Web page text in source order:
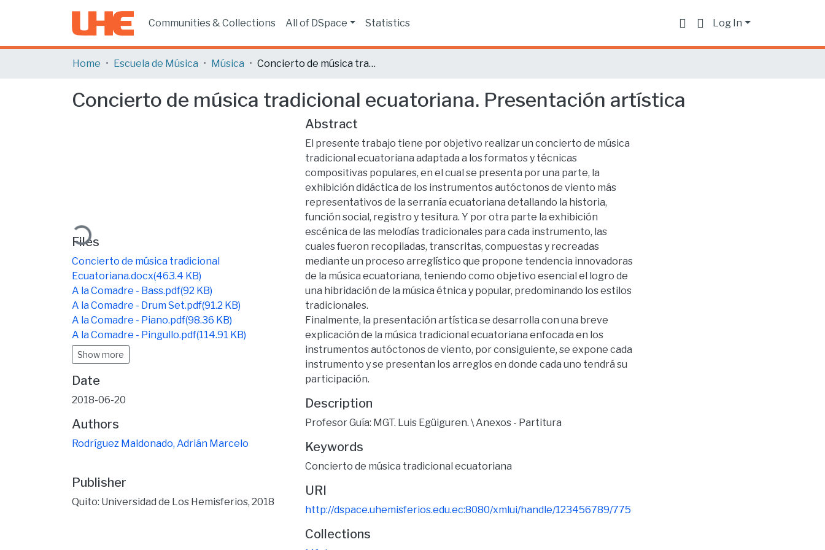
Communities & Collections All of DSpace Statistics Log In
Home Escuela de Música Música Concierto de música tradicional ecuatoriana. Presentación artística
Concierto de música tradicional ecuatoriana. Presentación artística
Loading...
Files
Concierto de música tradicional
Ecuatoriana.docx(463.4 KB)
A la Comadre - Bass.pdf(92 KB)
A la Comadre - Drum Set.pdf(91.2 KB)
A la Comadre - Piano.pdf(98.36 KB)
A la Comadre - Pingullo.pdf(114.91 KB)
Show more
Date
2018-06-20
Authors
Rodríguez Maldonado, Adrián Marcelo
Publisher
Quito: Universidad de Los Hemisferios, 2018
Abstract
El presente trabajo tiene por objetivo realizar un concierto de música
tradicional ecuatoriana adaptada a los formatos y técnicas
compositivas populares, en el cual se presenta por una parte, la
exhibición didáctica de los instrumentos autóctonos de viento más
representativos de la serranía ecuatoriana detallando la historia,
función social, registro y tesitura. Y por otra parte la exhibición
escénica de las melodías tradicionales para cada instrumento, las
cuales fueron recopiladas, transcritas, compuestas y recreadas
mediante un proceso arreglístico que propone tendencia innovadoras
de la música ecuatoriana, teniendo como objetivo esencial el logro de
una hibridación de la música étnica y popular, predominando los estilos
tradicionales.
Finalmente, la presentación artística se desarrolla con una breve
explicación de la música tradicional ecuatoriana enfocada en los
instrumentos autóctonos de viento, por consiguiente, se expone cada
instrumento y se presentan los arreglos en donde cada uno tendrá su
participación.
Description
Profesor Guía: MGT. Luis Egüiguren. \ Anexos - Partitura
Keywords
Concierto de música tradicional ecuatoriana
URI
http://dspace.uhemisferios.edu.ec:8080/xmlui/handle/123456789/775
Collections